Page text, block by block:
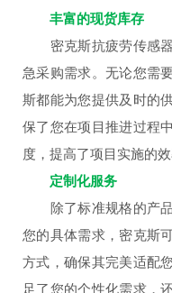
丰富的现货库存
密克斯抗疲劳传感器
急采购需求。无论您需
斯都能为您提供及时的
保了您在项目推进过程
度，提高了项目实施的效
定制化服务
除了标准规格的产品
您的具体需求，密克斯
方式，确保其完美适配
足了您的个性化需求，